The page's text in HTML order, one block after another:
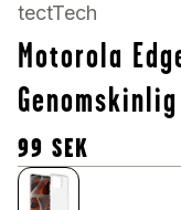
tectTech
Motorola
Genomskinlig
99 SEK